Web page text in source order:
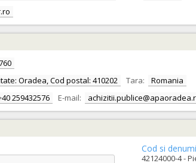
Oradea, Cod postal: 410202 Tara:
Romania
259432576 E-mail:
Cod si
42124000-4 -